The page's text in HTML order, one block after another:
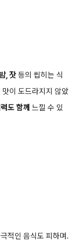
, 잣등의 씹히는 식
이 도드라지지 않았
도 함께 느낄 수 있
적인 음식도 피하며.